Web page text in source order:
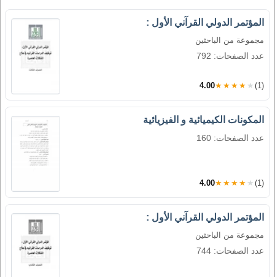
المؤتمر الدولي القرآني الأول :
مجموعة من الباحثين
عدد الصفحات: 792
4.00★★★★★ (1)
المكونات الكيميائية و الفيزيائية
عدد الصفحات: 160
4.00★★★★★ (1)
المؤتمر الدولي القرآني الأول :
مجموعة من الباحثين
عدد الصفحات: 744